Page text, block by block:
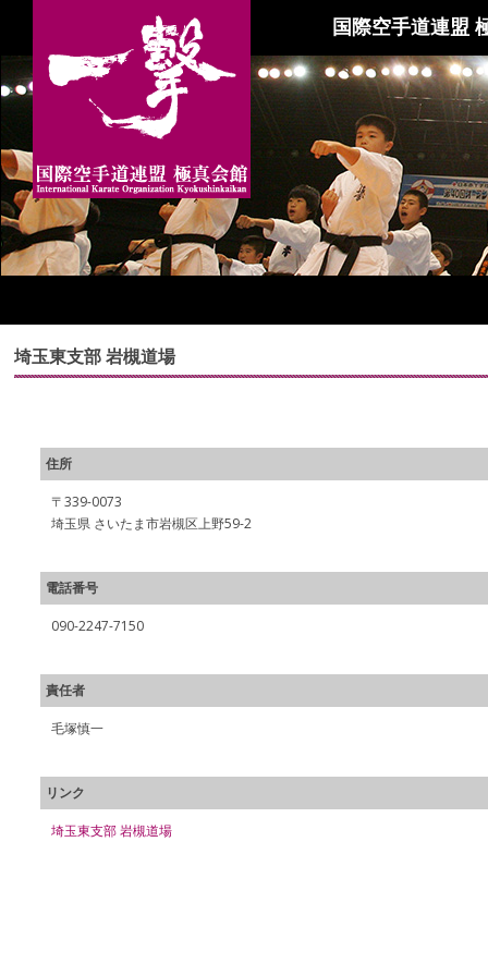
国際空手道連盟
埼玉東支部 岩槻道場
住所
〒339-0073
埼玉県 さいたま市岩槻区上野59-2
電話番号
090-2247-7150
責任者
毛塚慎一
リンク
埼玉東支部 岩槻道場